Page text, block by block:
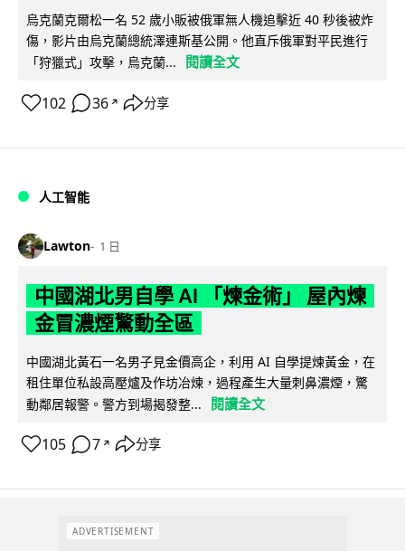
烏克蘭克爾松一名 52 歲小販被俄軍無人機追擊近 40 秒後被炸
傷，影片由烏克蘭總統澤連斯基公開。他直斥俄軍對平民進行
「狩獵式」攻擊，烏克蘭...
閱讀全文
102 36 ↗ 分享
人工智能
Lawton 1 日
中國湖北男自學 AI 「煉金術」 屋內煉
金冒濃煙驚動全區
中國湖北黃石一名男子見金價高企，利用 AI 自學提煉黃金，在
租住單位私設高壓爐及作坊冶煉，過程產生大量刺鼻濃煙，驚
動鄰居報警。警方到場揭發整...
閱讀全文
105 7 ↗ 分享
ADVERTISEMENT